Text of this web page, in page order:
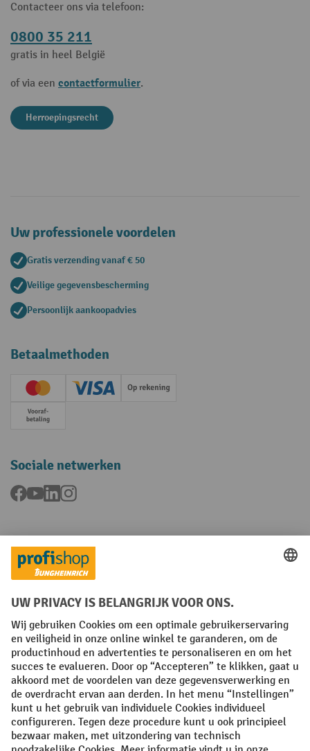
Contacteer ons via telefoon:
0800 35 211
gratis in heel België
of via een contactformulier.
Herroepingsrecht
Uw professionele voordelen
Gratis verzending vanaf € 50
Veilige gegevensbescherming
Persoonlijk aankoopadvies
Betaalmethoden
Creditcard (Master)Creditcard (Visa)Op rekening
Vooruitbetaling
Sociale netwerken
Facebook
YouTubeLinkedInInstagram
Talen
FR NL
Algemene verkoopvoorwaarden Copyright
Privacyverklaring Privacy-instellingen
All prices excl. VAT plusshipping costs and possible delivery charges,
if not stated otherwise.
¹ De korting is geldig tot en met de vermelde datum. Combinatie met
andere aanbiedingen en lopende acties is niet mogelijk. | ² De korting